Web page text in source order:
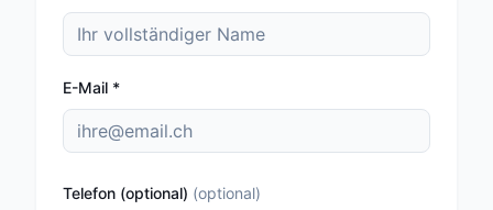
E-Mail *
Telefon (optional) (optional)